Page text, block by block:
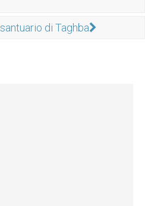
di Taghba